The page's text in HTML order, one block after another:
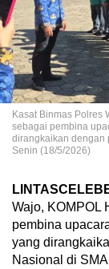
Kasat Binmas Polres
sebagai pembina
dirangkaikan dengan
Senin (18/5/2026)
Wajo, KOMPOL
pembina
yang
Nasional di